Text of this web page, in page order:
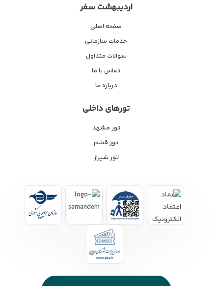
اردیبهشت سفر
صفحه اصلی
خدمات سازمانی
سوالات متداول
تماس با ما
درباره ما
تورهای داخلی
تور مشهد
تور قشم
تور شیراز